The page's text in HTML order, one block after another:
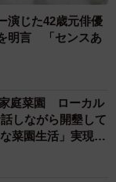
演じた42歳元俳優
明言 「センスあ
庭菜園 ローカル
しながら開墾して
菜園生活」実現な